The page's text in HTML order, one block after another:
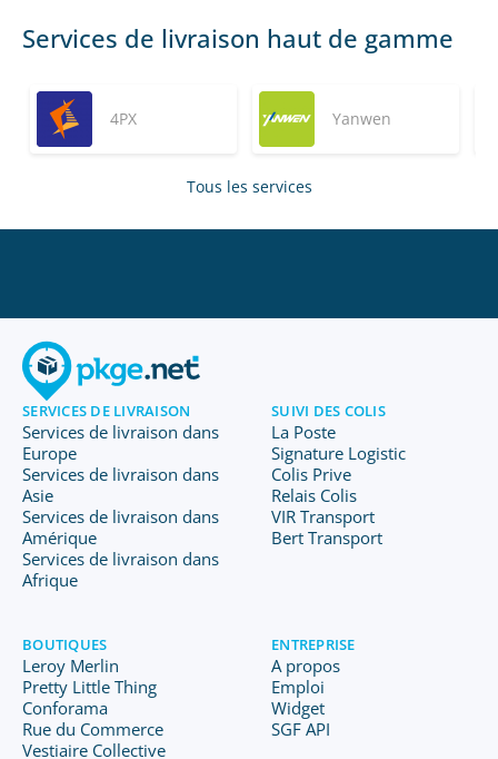
Services de livraison haut de gamme
4PX Yanwen
Tous les services
SERVICES DE LIVRAISON
Services de livraison dans
Europe
Services de livraison dans
Asie
Services de livraison dans
Amérique
Services de livraison dans
Afrique
SUIVI DES COLIS
La Poste
Signature Logistic
Colis Prive
Relais Colis
VIR Transport
Bert Transport
BOUTIQUES
Leroy Merlin
Pretty Little Thing
Conforama
Rue du Commerce
Vestiaire Collective
ENTREPRISE
A propos
Emploi
Widget
SGF API